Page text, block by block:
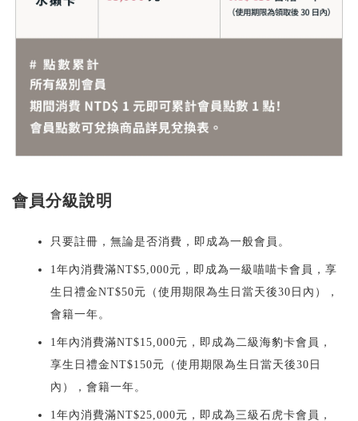
會員分級說明
只要註冊，無論是否消費，即成為一般會員。
1年內消費滿NT$5,000元，即成為一級喵喵卡會員，享
生日禮金NT$50元（使用期限為生日當天後30日內），
會籍一年。
1年內消費滿NT$15,000元，即成為二級海豹卡會員，
享生日禮金NT$150元（使用期限為生日當天後30日
內），會籍一年。
1年內消費滿NT$25,000元，即成為三級石虎卡會員，